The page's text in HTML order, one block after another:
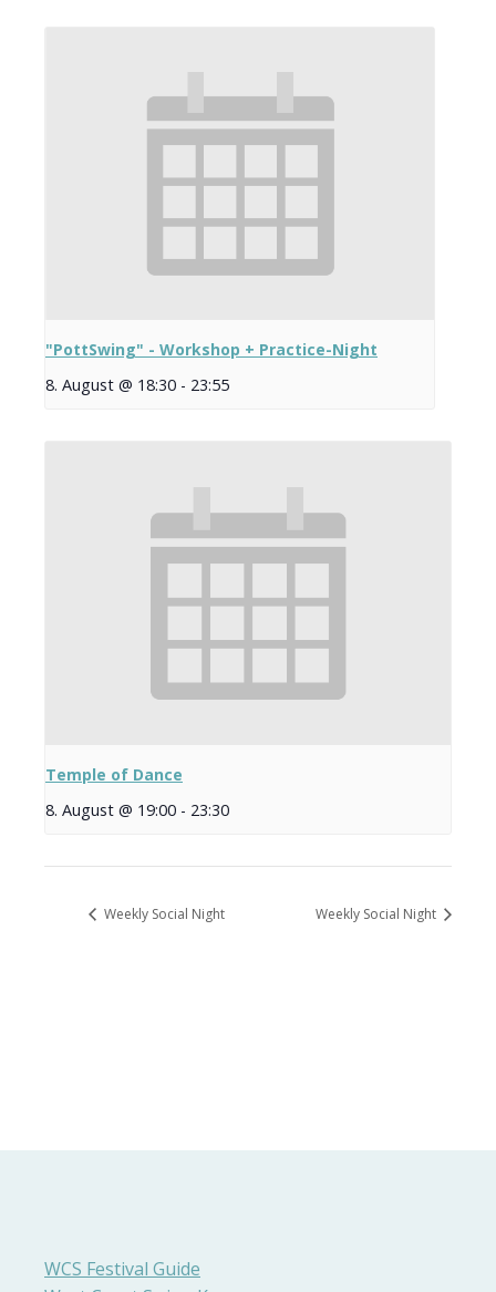
"PottSwing" - Workshop + Practice-Night
8. August @ 18:30 - 23:55
Temple of Dance
8. August @ 19:00 - 23:30
Weekly Social Night Weekly Social Night
WCS Festival Guide